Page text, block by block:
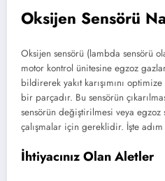
Oksijen Sensörü
Oksijen sensörü (lambda sensörü
motor kontrol ünitesine egzoz
bildirerek yakıt karışımını
bir parçadır. Bu sensörün
sensörün değiştirilmesi veya egzoz
çalışmalar için gereklidir. İşte adım
İhtiyacınız Olan Aletler